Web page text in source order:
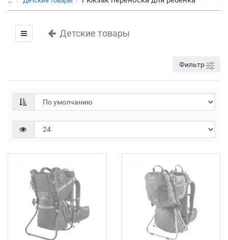
Детские товары
Фильтр